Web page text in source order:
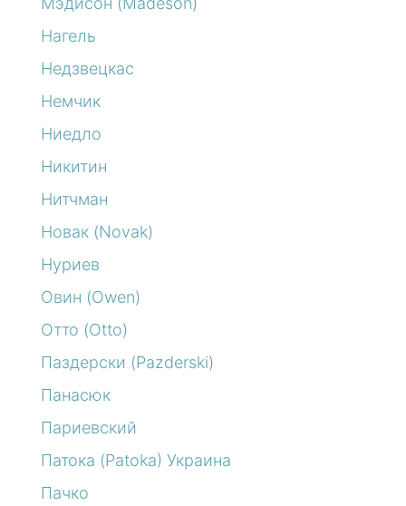
Нагель
Недзвецкас
Немчик
Ниедло
Никитин
Нитчман
Новак (Novak)
Нуриев
Овин (Owen)
Отто (Otto)
Паздерски (Pazderski)
Панасюк
Париевский
Патока (Patoka) Украина
Пачко